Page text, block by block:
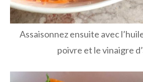
Assaisonnez ensuite avec
poivre et le vinaigre